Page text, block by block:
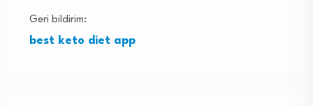
Geri bildirim:
best keto diet app